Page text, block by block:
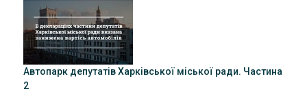
Автопарк депутатів Харківської міської ради. Частина
2